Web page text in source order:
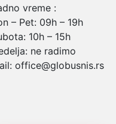
vreme :
– Pet: 09h – 19h
10h – 15h
ne radimo
office@globusnis.rs